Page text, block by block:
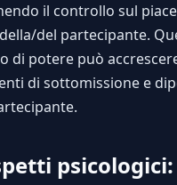
il controllo sul
del partecipante.
di potere può
di sottomissione e
psicologici: